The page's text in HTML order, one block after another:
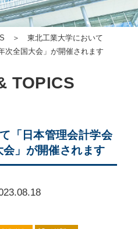
＞ 東北工業大学において
次全国大会」が開催されます
TOPICS
「日本管理会計学会
」が開催されます